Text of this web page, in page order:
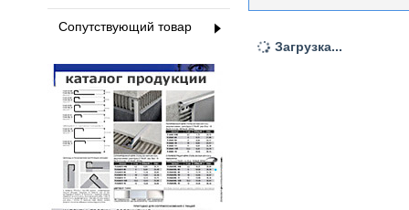
Сопутствующий товар
Загрузка...